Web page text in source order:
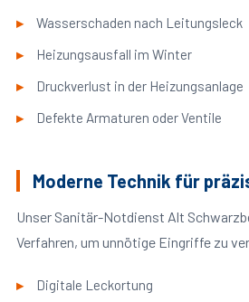
Wasserschaden nach Leitungsleck
Heizungsausfall im Winter
Druckverlust in der Heizungsanlage
Defekte Armaturen oder Ventile
Moderne Technik für
Unser Sanitär-Notdienst Alt
Verfahren, um unnötige Eingriffe zu
Digitale Leckortung